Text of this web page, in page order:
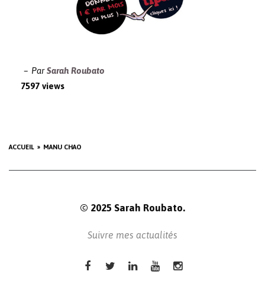
ACCUEIL MANU CHAO
ParSarah Roubato
7597 views
© 2025 Sarah Roubato.
Suivre mes actualités